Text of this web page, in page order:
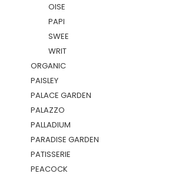
OISE
PAPI
SWEE
WRIT
ORGANIC
PAISLEY
PALACE GARDEN
PALAZZO
PALLADIUM
PARADISE GARDEN
PATISSERIE
PEACOCK